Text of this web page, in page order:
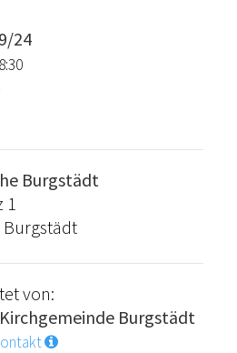
24
Burgstädt
1
Burgstädt
von:
Burgstädt